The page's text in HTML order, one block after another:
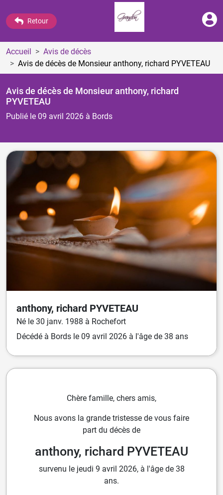
Retour
Accueil
Avis de décès
Avis de décès de Monsieur anthony, richard PYVETEAU
Avis de décès de Monsieur anthony, richard
PYVETEAU
Publié le 09 avril 2026 à Bords
anthony, richard PYVETEAU
Né le 30 janv. 1988 à Rochefort
Décédé à Bords le 09 avril 2026 à l'âge de 38 ans
Chère famille, chers amis,
Nous avons la grande tristesse de vous faire
part du décès de
anthony, richard PYVETEAU
survenu le jeudi 9 avril 2026, à l'âge de 38
ans.